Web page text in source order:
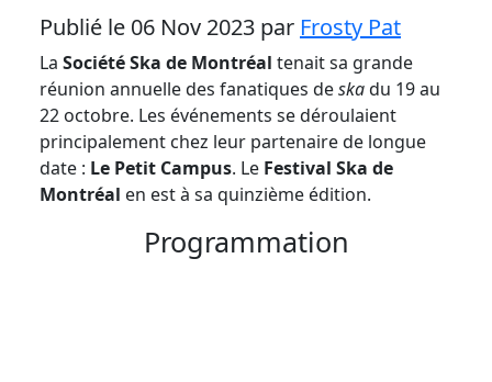
Publié le 06 Nov 2023 par Frosty Pat
La Société Ska de Montréal tenait sa grande
réunion annuelle des fanatiques deskadu 19 au
22 octobre. Les événements se déroulaient
principalement chez leur partenaire de longue
date : Le Petit Campus. Le Festival Ska de
Montréal en est à sa quinzième édition.
Programmation